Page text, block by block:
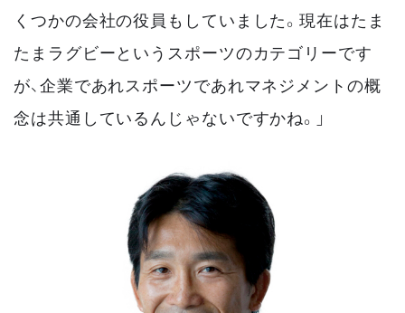
くつかの会社の役員もしていました。現在はたま
たまラグビーというスポーツのカテゴリーです
が、企業であれスポーツであれマネジメントの概
念は共通しているんじゃないですかね。」